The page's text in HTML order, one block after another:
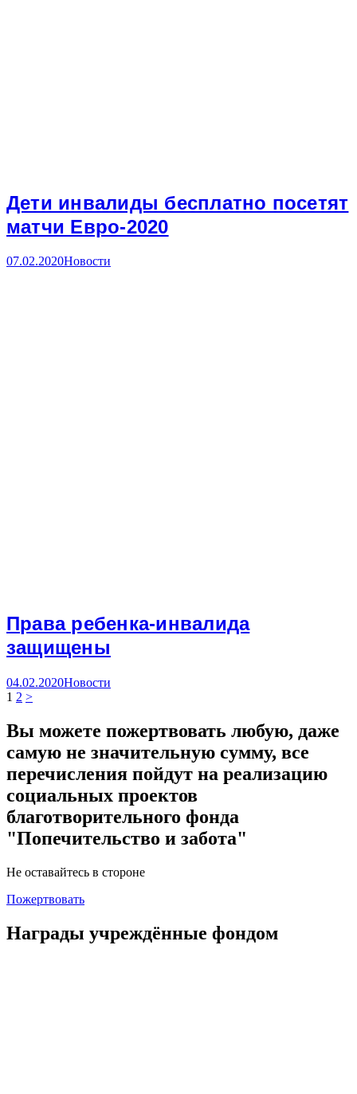
Дети инвалиды бесплатно посетят
матчи Евро-2020
07.02.2020Новости
Права ребенка-инвалида
защищены
04.02.2020Новости
1 2 >
Вы можете пожертвовать любую, даже
самую не значительную сумму, все
перечисления пойдут на реализацию
социальных проектов
благотворительного фонда
"Попечительство и забота"
Не оставайтесь в стороне
Пожертвовать
Награды учреждённые фондом